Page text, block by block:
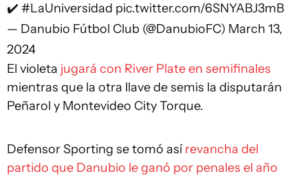
✔️ #LaUniversidad pic.twitter.com/6SNYABJ3mB
— Danubio Fútbol Club (@DanubioFC) March 13,
2024
El violeta jugará con River Plate en semifinales
mientras que la otra llave de semis la disputarán
Peñarol y Montevideo City Torque.
Defensor Sporting se tomó asírevancha del
partido que Danubio le ganó por penales el año